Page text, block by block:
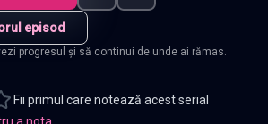
episod
progresul și să continui de unde ai rămas.
Fii primul care notează acest serial